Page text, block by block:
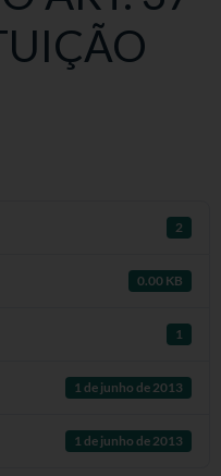
2
0.00 KB
1
1 de junho de 2013
1 de junho de 2013